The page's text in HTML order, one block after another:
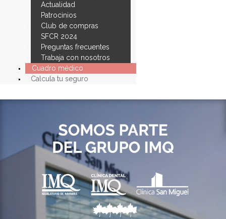
Actualidad
Patrocinios
Club de compras
SFCR 2024
Preguntas frecuentes
Trabaja con nosotros
Cuadro médico
Calcula tu seguro